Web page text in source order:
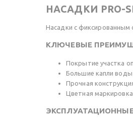
НАСАДКИ PRO-
Насадки с фиксированным
КЛЮЧЕВЫЕ
Покрытие участка
Большие капли
Прочная
Цветная